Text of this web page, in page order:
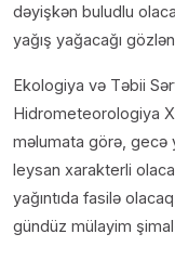
dəyişkən buludlu
yağış yağacağı
Ekologiya və Təbii
Hidrometeorologiya
məlumata görə, gecə
leysan xarakterli
yağıntıda fasilə
gündüz mülayim